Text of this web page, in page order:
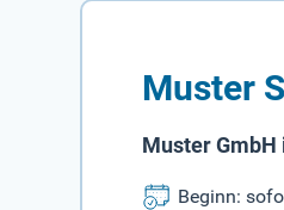
Muster
Muster GmbH
Beginn: